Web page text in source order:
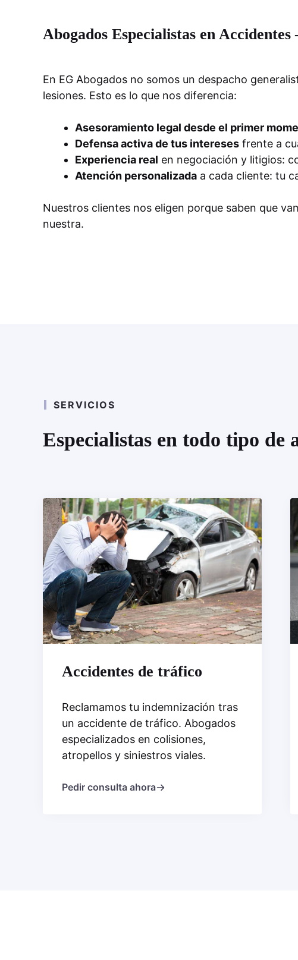
Abogados Especialistas en
En EG Abogados no somos un despacho
lesiones. Esto es lo que nos diferencia:
Asesoramiento legal desde el primer
Defensa activa de tus intereses frente a
Experiencia real en negociación y litigios:
Atención personalizada a cada cliente: tu
Nuestros clientes nos eligen porque saben que
nuestra.
SERVICIOS
Especialistas en todo tipo de
Accidentes de tráfico
Reclamamos tu indemnización tras
un accidente de tráfico. Abogados
especializados en colisiones,
atropellos y siniestros viales.
Pedir consulta ahora